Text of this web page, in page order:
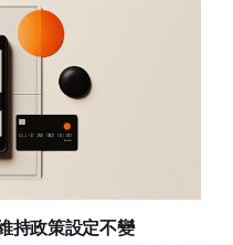
持政策設定不變